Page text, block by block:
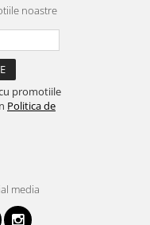
noastre
promotiile
Politica de
media